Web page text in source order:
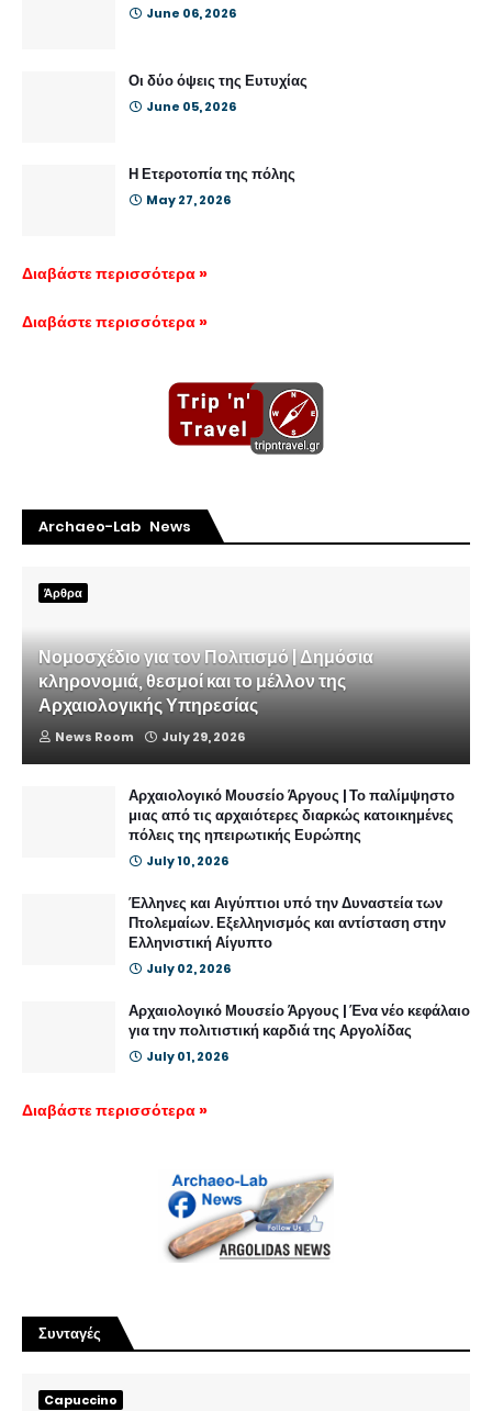
June 06, 2026
Οι δύο όψεις της Ευτυχίας
June 05, 2026
Η Ετεροτοπία της πόλης
May 27, 2026
Διαβάστε περισσότερα »
Διαβάστε περισσότερα »
Archaeo-Lab News
Άρθρα
Νομοσχέδιο για τον Πολιτισμό | Δημόσια
κληρονομιά, θεσμοί και το μέλλον της
Αρχαιολογικής Υπηρεσίας
News Room July 29, 2026
Αρχαιολογικό Μουσείο Άργους | Το παλίμψηστο
μιας από τις αρχαιότερες διαρκώς κατοικημένες
πόλεις της ηπειρωτικής Ευρώπης
July 10, 2026
Έλληνες και Αιγύπτιοι υπό την Δυναστεία των
Πτολεμαίων. Εξελληνισμός και αντίσταση στην
Ελληνιστική Αίγυπτο
July 02, 2026
Αρχαιολογικό Μουσείο Άργους | Ένα νέο κεφάλαιο
για την πολιτιστική καρδιά της Αργολίδας
July 01, 2026
Διαβάστε περισσότερα »
Συνταγές
Capuccino